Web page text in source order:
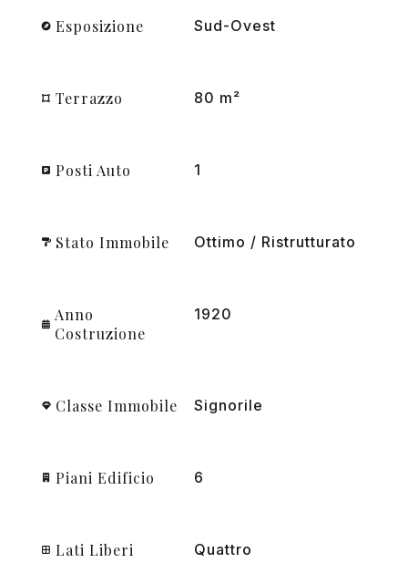
Esposizione Sud-Ovest
Terrazzo 80 m²
Posti Auto 1
Stato Immobile Ottimo / Ristrutturato
Anno
Costruzione
1920
Classe Immobile Signorile
Piani Edificio 6
Lati Liberi Quattro